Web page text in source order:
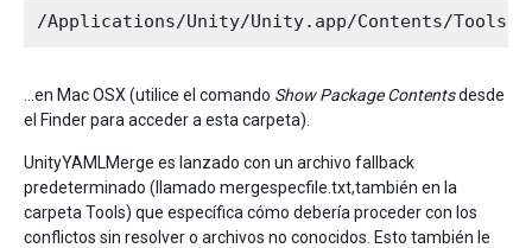
…en Mac OSX (utilice el comando Show Package Contentsdesde
el Finder para acceder a esta carpeta).
UnityYAMLMerge es lanzado con un archivo fallback
predeterminado (llamado mergespecfile.txt,también en la
carpeta Tools) que específica cómo debería proceder con los
conflictos sin resolver o archivos no conocidos. Esto también le